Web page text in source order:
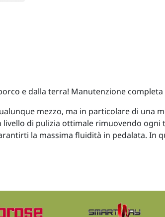
e dalla terra! Manutenzione
mezzo, ma in particolare di una
di pulizia ottimale rimuovendo
la massima fluidità in pedalata. In